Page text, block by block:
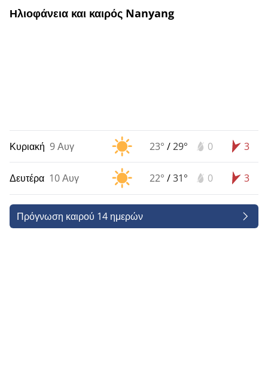
Ηλιοφάνεια και καιρός Nanyang
Κυριακή 9 Αυγ 23° /29° 0 3
Δευτέρα 10 Αυγ 22° /31° 0 3
Πρόγνωση καιρού 14 ημερών